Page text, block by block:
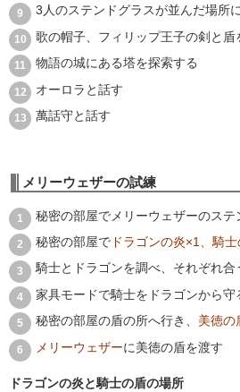
3人のステンドグラスが並んだ場所
歌の帽子、フィリップ王子の剣と盾
物語の城にある塔を探索する
オーロラと話す
萬話守と話す
メリーウェザーの試練
秘密の部屋でメリーウェザーのステ
秘密の部屋で ドラゴンの炎×1、騎士
騎士とドラゴンを調べ、それぞれ合
家具モードで騎士をドラゴンから守
秘密の部屋の盾の所へ行き、 美徳の
メリーウェザーに美徳の盾を渡す
ドラゴンの炎と騎士の盾の場所